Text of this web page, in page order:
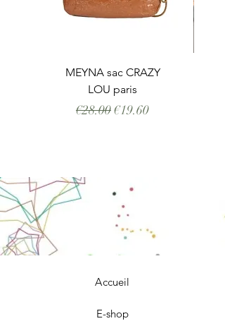
MEYNA sac CRAZY
LOU paris
Regular Price
€28.00Sale Price
€19.60
Accueil
E-shop